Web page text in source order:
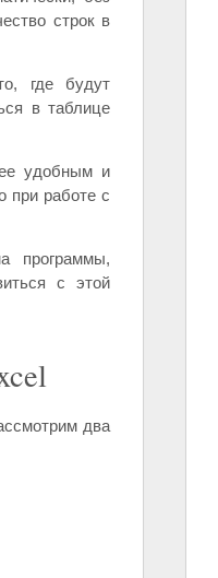
строк в
где будут
в таблице
удобным и
при работе с
программы,
с этой
два